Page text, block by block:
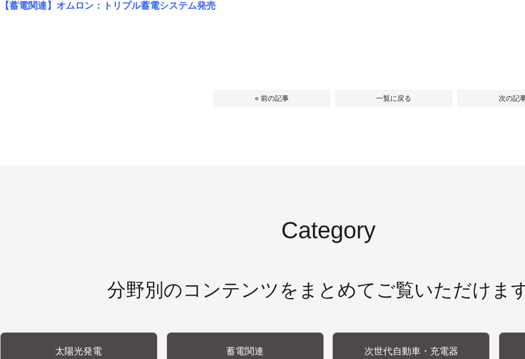
【蓄電関連】オムロン：トリプル蓄電システム発売
« 前の記事 一覧に戻る 次の記
Category
分野別のコンテンツをまとめてご覧いただけま
太陽光発電 蓄電関連 次世代自動車・充電器